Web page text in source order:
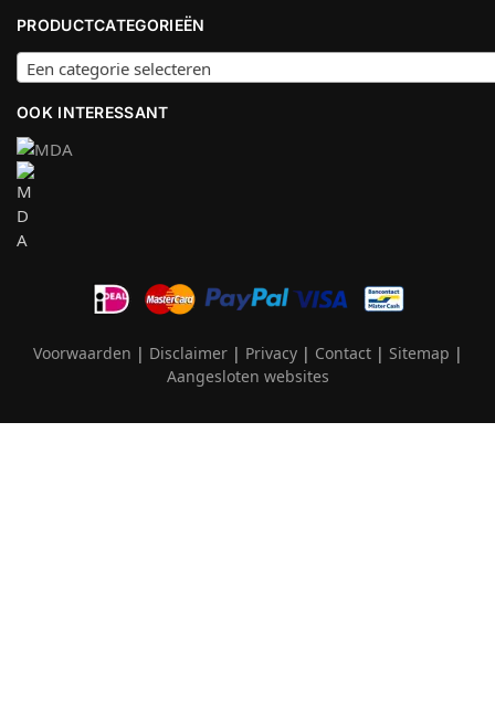
PRODUCTCATEGORIEËN
Een categorie selecteren
OOK INTERESSANT
Voorwaarden | Disclaimer| Privacy| Contact| Sitemap |
Aangesloten websites